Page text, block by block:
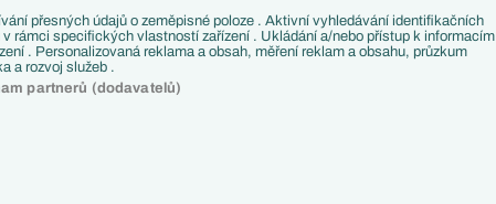
Zápasy
Livescore
přesných údajů o zeměpisné poloze . Aktivní vyhledávání identifikačních
v rámci specifických vlastností zařízení . Ukládání a/nebo přístup k informacím
. Personalizovaná reklama a obsah, měření reklam a obsahu, průzkum
a rozvoj služeb .
partnerů (dodavatelů)